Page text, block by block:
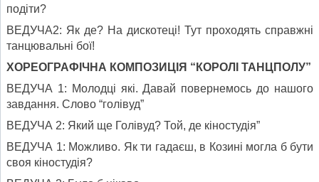
подіти?
ВЕДУЧА2: Як де? На дискотеці! Тут проходять справжні
танцювальні бої!
ХОРЕОГРАФІЧНА КОМПОЗИЦІЯ “КОРОЛІ ТАНЦПОЛУ”
ВЕДУЧА 1: Молодці які. Давай повернемось до нашого
завдання. Слово “голівуд”
ВЕДУЧА 2: Який ще Голівуд? Той, де кіностудія”
ВЕДУЧА 1: Можливо. Як ти гадаєш, в Козині могла б бути
своя кіностудія?